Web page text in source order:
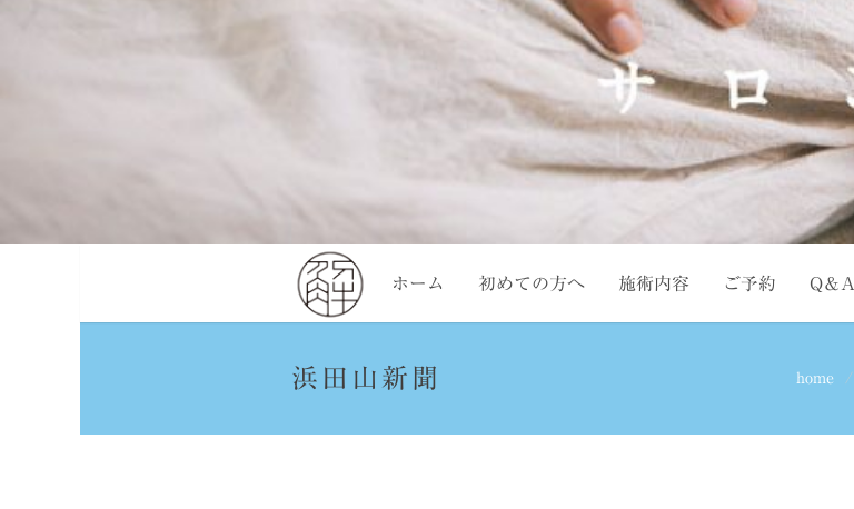
ホーム 初めての方へ 施術内容 ご予約 Q＆A
浜田山新聞 home